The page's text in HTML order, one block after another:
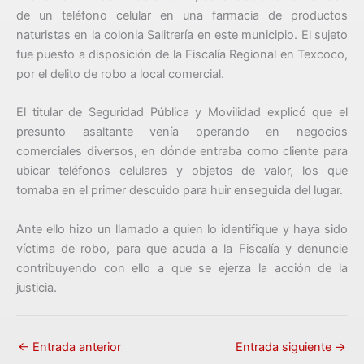
de un teléfono celular en una farmacia de productos
naturistas en la colonia Salitrería en este municipio. El sujeto
fue puesto a disposición de la Fiscalía Regional en Texcoco,
por el delito de robo a local comercial.
El titular de Seguridad Pública y Movilidad explicó que el
presunto asaltante venía operando en negocios
comerciales diversos, en dónde entraba como cliente para
ubicar teléfonos celulares y objetos de valor, los que
tomaba en el primer descuido para huir enseguida del lugar.
Ante ello hizo un llamado a quien lo identifique y haya sido
víctima de robo, para que acuda a la Fiscalía y denuncie
contribuyendo con ello a que se ejerza la acción de la
justicia.
← Entrada anterior Entrada siguiente →